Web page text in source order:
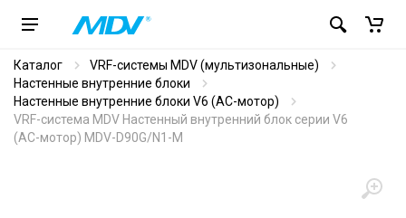
Каталог
VRF-системы MDV (мультизональные)
Настенные внутренние блоки
Настенные внутренние блоки V6 (AC-мотор)
VRF-система MDV Настенный внутренний блок серии V6
(AC-мотор) MDV-D90G/N1-M